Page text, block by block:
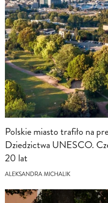
Polskie miasto trafiło na
Dziedzictwa UNESCO.
20 lat
ALEKSANDRA MICHALIK